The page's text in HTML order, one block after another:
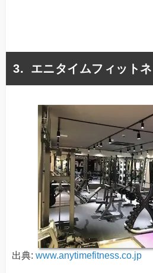
エニタイムフィット
出典: www.anytimefitness.co.jp